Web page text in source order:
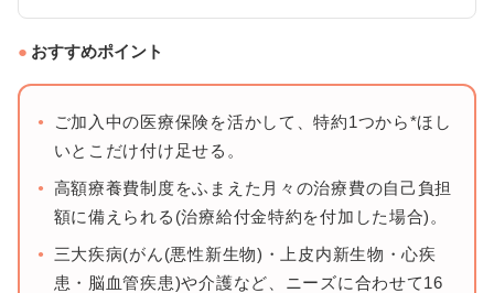
おすすめポイント
ご加入中の医療保険を活かして、特約1つから*ほし
いとこだけ付け足せる。
高額療養費制度をふまえた月々の治療費の自己負担
額に備えられる(治療給付金特約を付加した場合)。
三大疾病(がん(悪性新生物)・上皮内新生物・心疾
患・脳血管疾患)や介護など、ニーズに合わせて16